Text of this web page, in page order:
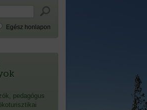
Egész honlapon
pedagógus